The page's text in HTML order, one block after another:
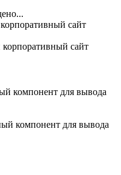
сайт
компонент для вывода